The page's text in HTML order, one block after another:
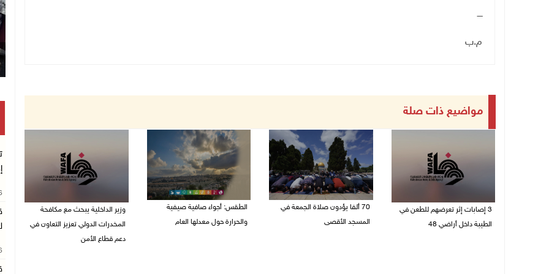
ــــ
م.ب
مواضيع ذات صلة
3 إصابات إثر تعرضهم للطعن في
الطيبة داخل أراضي 48
70 ألفا يؤدون صلاة الجمعة في
المسجد الأقصى
الطقس: أجواء صافية صيفية
والحرارة حول معدلها العام
وزير الداخلية يبحث مع مكافحة
المخدرات الدولي تعزيز التعاون في
دعم قطاع الأمن